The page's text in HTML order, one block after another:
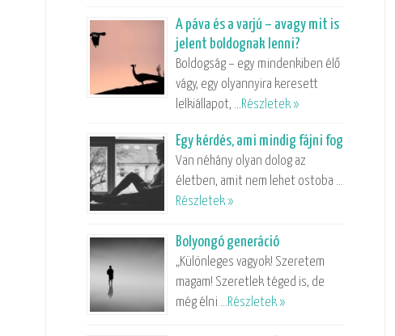
A páva és a varjú – avagy mit is
jelent boldognak lenni?
Boldogság – egy mindenkiben élő
vágy, egy olyannyira keresett
lelkiállapot, …Részletek »
Egy kérdés, ami mindig fájni fog
Van néhány olyan dolog az
életben, amit nem lehet ostoba …
Részletek »
Bolyongó generáció
„Különleges vagyok! Szeretem
magam! Szeretlek téged is, de
még élni …Részletek »